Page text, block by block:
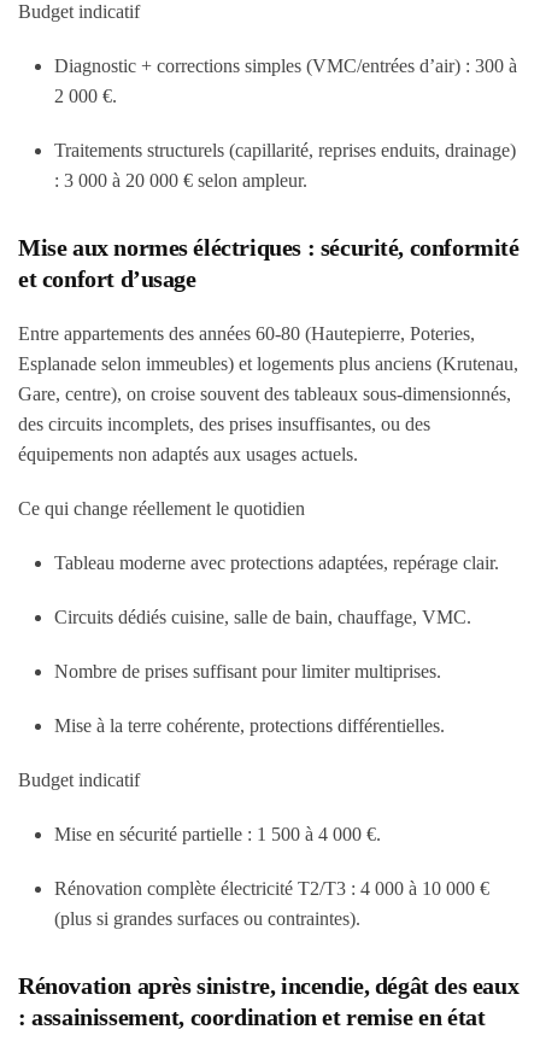
Budget indicatif
Diagnostic + corrections simples (VMC/entrées d’air) : 300 à
2 000 €.
Traitements structurels (capillarité, reprises enduits, drainage)
: 3 000 à 20 000 € selon ampleur.
Mise aux normes éléctriques : sécurité, conformité
et confort d’usage
Entre appartements des années 60-80 (Hautepierre, Poteries,
Esplanade selon immeubles) et logements plus anciens (Krutenau,
Gare, centre), on croise souvent des tableaux sous-dimensionnés,
des circuits incomplets, des prises insuffisantes, ou des
équipements non adaptés aux usages actuels.
Ce qui change réellement le quotidien
Tableau moderne avec protections adaptées, repérage clair.
Circuits dédiés cuisine, salle de bain, chauffage, VMC.
Nombre de prises suffisant pour limiter multiprises.
Mise à la terre cohérente, protections différentielles.
Budget indicatif
Mise en sécurité partielle : 1 500 à 4 000 €.
Rénovation complète électricité T2/T3 : 4 000 à 10 000 €
(plus si grandes surfaces ou contraintes).
Rénovation après sinistre, incendie, dégât des eaux
: assainissement, coordination et remise en état